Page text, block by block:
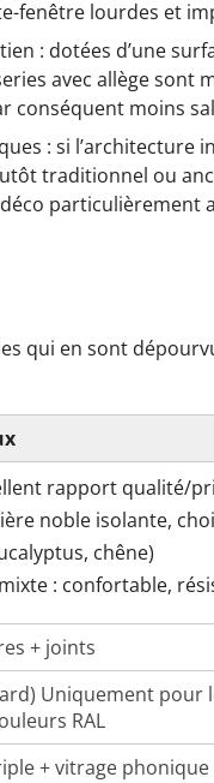
fenêtre lourdes et
: dotées d’une
avec allège sont
conséquent moins
: si l’architecture
traditionnel ou
particulièrement
qui en sont
rapport qualité/
noble isolante,
chêne)
: confortable,
+ joints
Uniquement pour
RAL
+ vitrage